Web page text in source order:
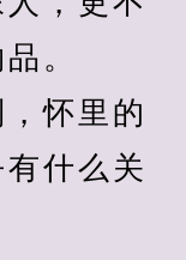
。
怀里的
什么关